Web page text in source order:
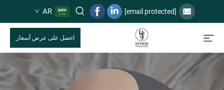
[email protected]
AR
احصل على عرض أسعار